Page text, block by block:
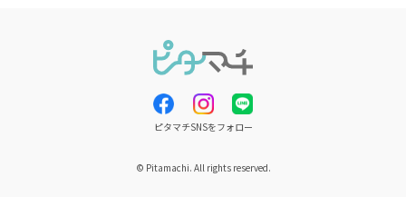
ピタマチSNSをフォロー
© Pitamachi. All rights reserved.